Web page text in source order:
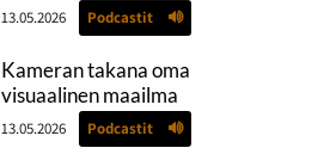
13.05.2026 Podcastit
Kameran takana oma
visuaalinen maailma
13.05.2026 Podcastit